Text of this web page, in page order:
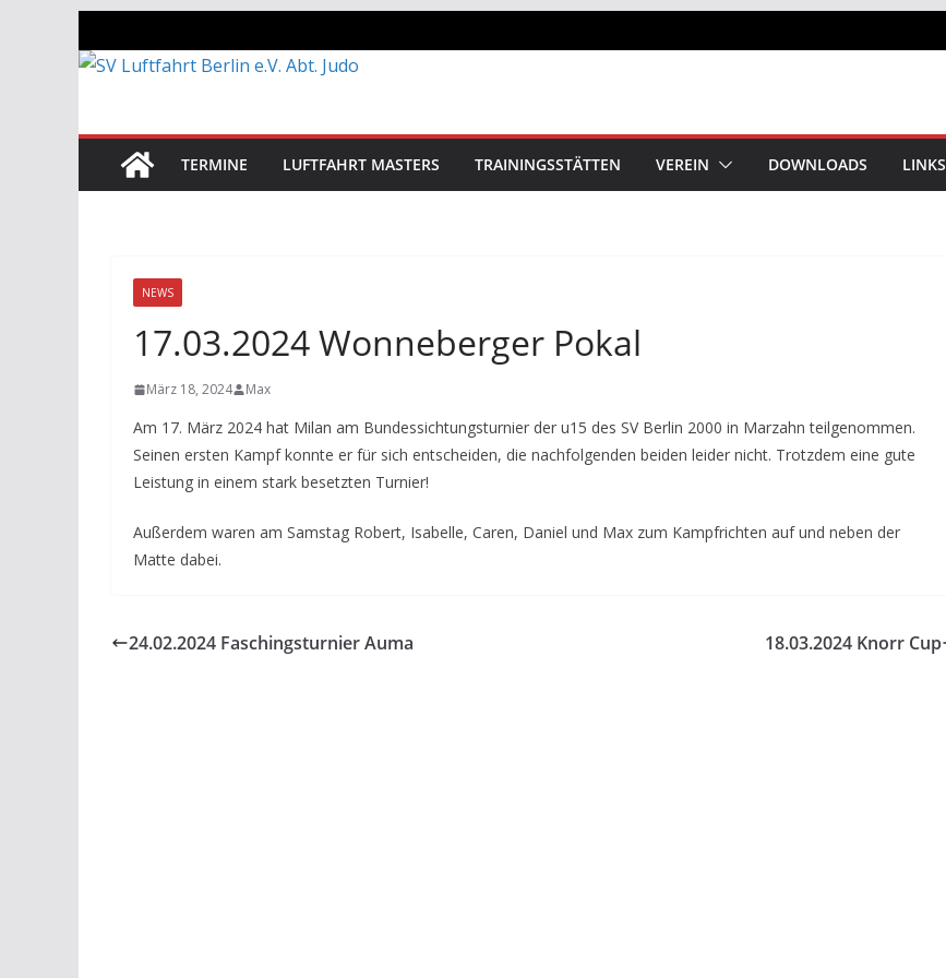
Inhalt
TERMINE LUFTFAHRT MASTERS TRAININGSSTÄTTEN VEREIN DOWNLOADS LINKS
NEWS
17.03.2024 Wonneberger Pokal
März 18, 2024 Max
Am 17. März 2024 hat Milan am Bundessichtungsturnier der u15 des SV Berlin 2000 in Marzahn teilgenommen.
Seinen ersten Kampf konnte er für sich entscheiden, die nachfolgenden beiden leider nicht. Trotzdem eine gute
Leistung in einem stark besetzten Turnier!
Außerdem waren am Samstag Robert, Isabelle, Caren, Daniel und Max zum Kampfrichten auf und neben der
Matte dabei.
24.02.2024 Faschingsturnier Auma 18.03.2024 Knorr Cup